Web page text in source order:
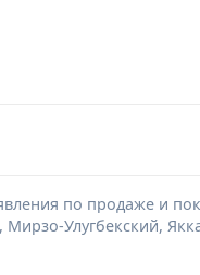
по продаже и
Улугбекский,